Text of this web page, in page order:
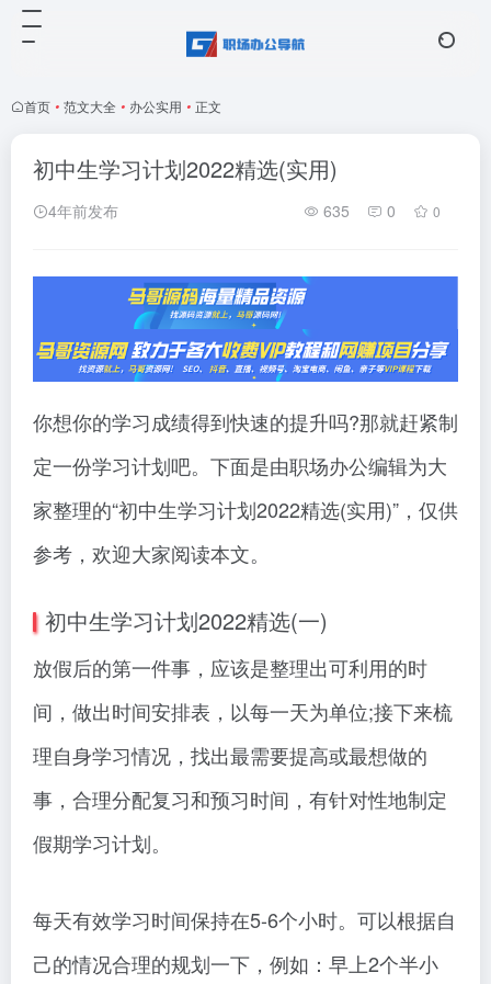
首页 • 范文大全 • 办公实用 • 正文
初中生学习计划2022精选(实用)
4年前发布 635 0 0
你想你的学习成绩得到快速的提升吗?那就赶紧制
定一份学习计划吧。下面是由职场办公编辑为大
家整理的“初中生学习计划2022精选(实用)”，仅供
参考，欢迎大家阅读本文。
初中生学习计划2022精选(一)
放假后的第一件事，应该是整理出可利用的时
间，做出时间安排表，以每一天为单位;接下来梳
理自身学习情况，找出最需要提高或最想做的
事，合理分配复习和预习时间，有针对性地制定
假期学习计划。
每天有效学习时间保持在5-6个小时。可以根据自
己的情况合理的规划一下，例如：早上2个半小